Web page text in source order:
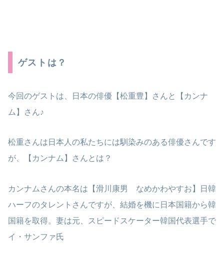
ゲストは？
今回のゲストは、日本の俳優【松重豊】さんと【カンナ
ム】さん♪
松重さんは日本人の私たちには馴染みのある俳優さんです
が、【カンナム】さんとは？
カンナムさんの本名は【滑川康男 なめかわやすお】日韓
ハーフのタレントさんですが、結婚を機に日本国籍から韓
国籍を取得。妻は元、スピードスケーター韓国代表選手で
イ・サンファ氏